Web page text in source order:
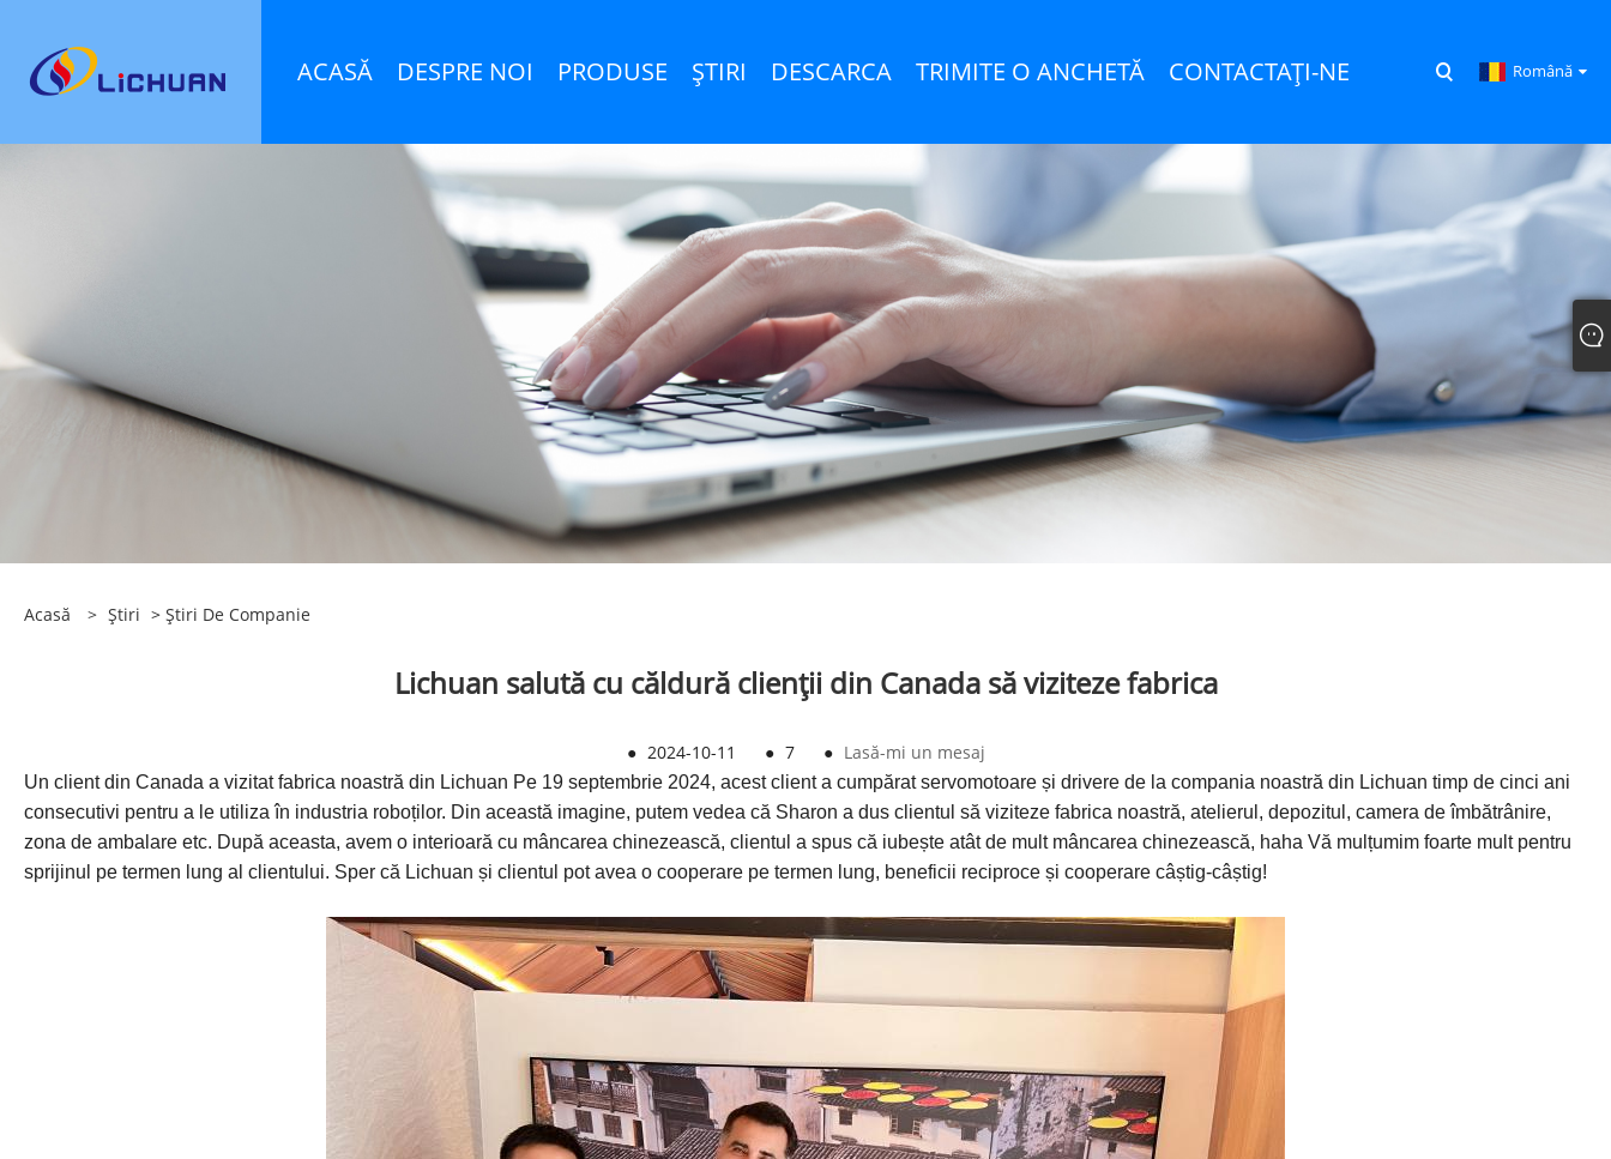
ACASĂ DESPRE NOI PRODUSE ŞTIRI DESCARCA TRIMITE O ANCHETĂ CONTACTAŢI-NE Română
Acasă > Ştiri > Știri De Companie
Lichuan salută cu căldură clienții din Canada să viziteze fabrica
● 2024-10-11 ● 7 ● Lasă-mi un mesaj
Un client din Canada a vizitat fabrica noastră din Lichuan Pe 19 septembrie 2024, acest client a cumpărat servomotoare și drivere de la compania noastră din Lichuan timp de cinci ani
consecutivi pentru a le utiliza în industria roboților. Din această imagine, putem vedea că Sharon a dus clientul să viziteze fabrica noastră, atelierul, depozitul, camera de îmbătrânire,
zona de ambalare etc. După aceasta, avem o interioară cu mâncarea chinezească, clientul a spus că iubește atât de mult mâncarea chinezească, haha ​​Vă mulțumim foarte mult pentru
sprijinul pe termen lung al clientului. Sper că Lichuan și clientul pot avea o cooperare pe termen lung, beneficii reciproce și cooperare câștig-câștig!